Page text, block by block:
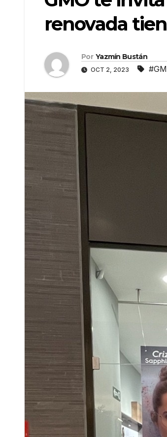
renovada
Por Yazmín Bustán
OCT 2, 2023